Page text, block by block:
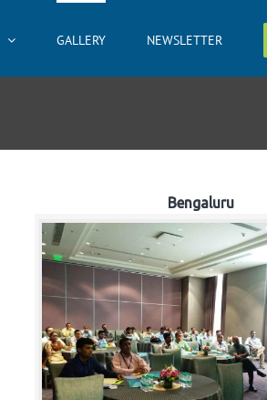
GALLERY NEWSLETTER
Bengaluru